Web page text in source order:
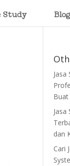
Study Blog
Jasa
Buat
Jasa
dan
Cari